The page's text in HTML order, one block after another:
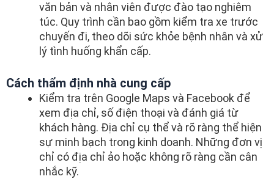
văn bản và nhân viên được đào tạo nghiêm
túc. Quy trình cần bao gồm kiểm tra xe trước
chuyến đi, theo dõi sức khỏe bệnh nhân và xử
lý tình huống khẩn cấp.
Cách thẩm định nhà cung cấp
Kiểm tra trên Google Maps và Facebook để
xem địa chỉ, số điện thoại và đánh giá từ
khách hàng. Địa chỉ cụ thể và rõ ràng thể hiện
sự minh bạch trong kinh doanh. Những đơn vị
chỉ có địa chỉ ảo hoặc không rõ ràng cần cân
nhắc kỹ.